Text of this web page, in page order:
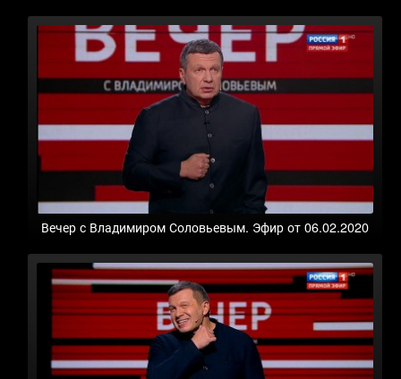
Вечер с Владимиром Соловьевым. Эфир от 06.02.2020